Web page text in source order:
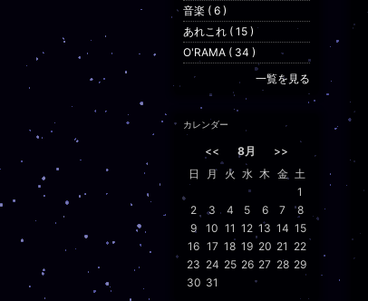
音楽 ( 6 )
あれこれ ( 15 )
O'RAMA ( 34 )
一覧を見る
カレンダー
<< 8月
>>
日
月 火 水 木 金 土
1
2
3 4 5 6 7
8
9
10 11 12 13 14 15
16 17 18 19 20 21 22
23 24 25 26 27 28 29
30 31